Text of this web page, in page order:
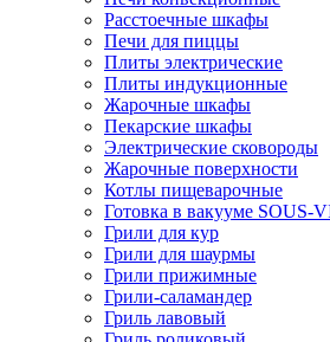
Расстоечные шкафы
Печи для пиццы
Плиты электрические
Плиты индукционные
Жарочные шкафы
Пекарские шкафы
Электрические сковороды
Жарочные поверхности
Котлы пищеварочные
Готовка в вакууме SOUS-
Грили для кур
Грили для шаурмы
Грили прижимные
Грили-саламандер
Гриль лавовый